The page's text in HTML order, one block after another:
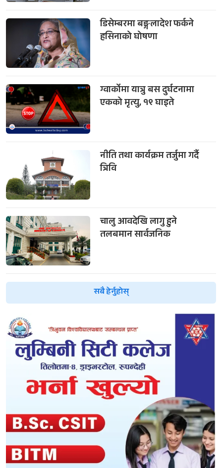
डिसेम्बरमा बङ्गलादेश फर्कने
हसिनाको घोषणा
ग्वार्कोमा यात्रु बस दुर्घटनामा
एकको मृत्यु, १९ घाइते
नीति तथा कार्यक्रम तर्जुमा गर्दै
त्रिवि
चालु आवदेखि लागु हुने
तलबमान सार्वजनिक
सबै हेर्नुहोस्